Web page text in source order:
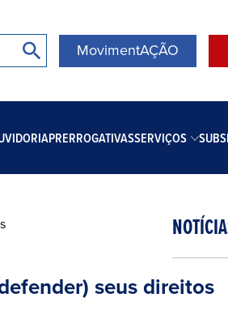
MovimentAÇÃO
PRERROGATIVASSERVIÇOS
seus direitos